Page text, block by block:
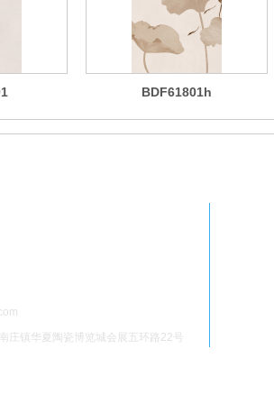
BDF61801h
镇华夏陶瓷博览城会展五环路22号